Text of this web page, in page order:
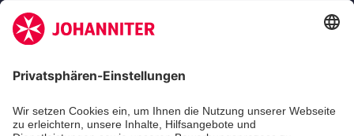
Zertifizierung der Johanniter-Unfall-Hilfe e.V.